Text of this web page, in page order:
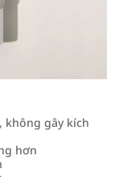
không gây kích
hơn